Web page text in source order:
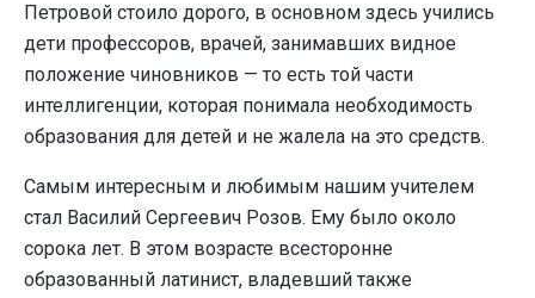
Петровой стоило дорого, в основном здесь учились
дети профессоров, врачей, занимавших видное
положение чинов­ников — то есть той части
интеллигенции, которая понимала необходимость
образования для детей и не жалела на это средств.
Самым интересным и любимым нашим учителем
стал Василий Сергеевич Розов. Ему было около
сорока лет. В этом возрасте всесторонне
образованный латинист, владевший также